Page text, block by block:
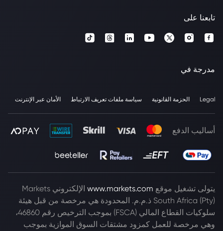
تابعنا على
مدرجة في
Legal الحزمة القانونية سياسة ملفات تعريف الارتباط الأمان عبر الإنترنت
أساليب الدفع
يتولى تشغيل موقع www.markets.com
الإلكتروني Markets
South Africa (Pty) ذ.م.م. المحدودة هي مرخصة من قبل هيئة
سلوكيات القطاع المالي (FSCA) بموجب الترخيص رقم 46860،
وهي مرخصة للعمل كمزود مشتقات السوق الموازية بموجب